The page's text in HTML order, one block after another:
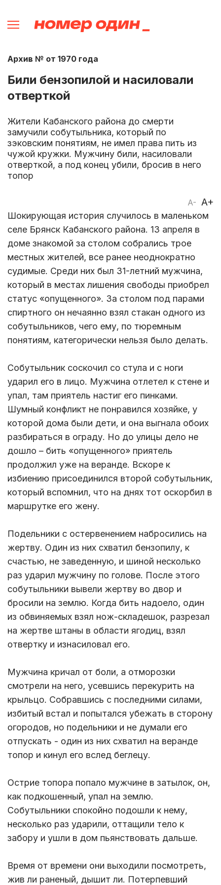
Архив № от 1970 года
Били бензопилой и насиловали
отверткой
Жители Кабанского района до смерти
замучили собутыльника, который по
зэковским понятиям, не имел права пить из
чужой кружки. Мужчину били, насиловали
отверткой, а под конец убили, бросив в него
топор
A- A+
Шокирующая история случилось в маленьком
селе Брянск Кабанского района. 13 апреля в
доме знакомой за столом собрались трое
местных жителей, все ранее неоднократно
судимые. Среди них был 31-летний мужчина,
который в местах лишения свободы приобрел
статус «опущенного». За столом под парами
спиртного он нечаянно взял стакан одного из
собутыльников, чего ему, по тюремным
понятиям, категорически нельзя было делать.
Собутыльник соскочил со стула и с ноги
ударил его в лицо. Мужчина отлетел к стене и
упал, там приятель настиг его пинками.
Шумный конфликт не понравился хозяйке, у
которой дома были дети, и она выгнала обоих
разбираться в ограду. Но до улицы дело не
дошло – бить «опущенного» приятель
продолжил уже на веранде. Вскоре к
избиению присоединился второй собутыльник,
который вспомнил, что на днях тот оскорбил в
маршрутке его жену.
Подельники с остервенением набросились на
жертву. Один из них схватил бензопилу, к
счастью, не заведенную, и шиной несколько
раз ударил мужчину по голове. После этого
собутыльники вывели жертву во двор и
бросили на землю. Когда бить надоело, один
из обвиняемых взял нож-складешок, разрезал
на жертве штаны в области ягодиц, взял
отвертку и изнасиловал его.
Мужчина кричал от боли, а отморозки
смотрели на него, усевшись перекурить на
крыльцо. Собравшись с последними силами,
избитый встал и попытался убежать в сторону
огородов, но подельники и не думали его
отпускать - один из них схватил на веранде
топор и кинул его вслед беглецу.
Острие топора попало мужчине в затылок, он,
как подкошенный, упал на землю.
Собутыльники спокойно подошли к нему,
несколько раз ударили, оттащили тело к
забору и ушли в дом пьянствовать дальше.
Время от времени они выходили посмотреть,
жив ли раненый, дышит ли. Потерпевший